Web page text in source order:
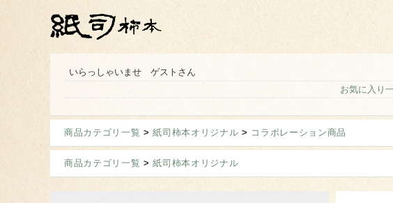
いらっしゃいませ ゲストさん
お気に入り
商品カテゴリ一覧 >紙司柿本オリジナル > コラボレーション商品
商品カテゴリ一覧 >紙司柿本オリジナル